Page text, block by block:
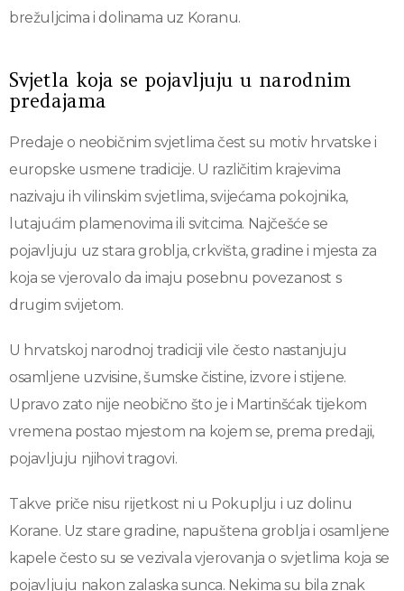
brežuljcima i dolinama uz Koranu.
Svjetla koja se pojavljuju u narodnim
predajama
Predaje o neobičnim svjetlima čest su motiv hrvatske i
europske usmene tradicije. U različitim krajevima
nazivaju ih vilinskim svjetlima, svijećama pokojnika,
lutajućim plamenovima ili svitcima. Najčešće se
pojavljuju uz stara groblja, crkvišta, gradine i mjesta za
koja se vjerovalo da imaju posebnu povezanost s
drugim svijetom.
U hrvatskoj narodnoj tradiciji vile često nastanjuju
osamljene uzvisine, šumske čistine, izvore i stijene.
Upravo zato nije neobično što je i Martinšćak tijekom
vremena postao mjestom na kojem se, prema predaji,
pojavljuju njihovi tragovi.
Takve priče nisu rijetkost ni u Pokuplju i uz dolinu
Korane. Uz stare gradine, napuštena groblja i osamljene
kapele često su se vezivala vjerovanja o svjetlima koja se
pojavljuju nakon zalaska sunca. Nekima su bila znak